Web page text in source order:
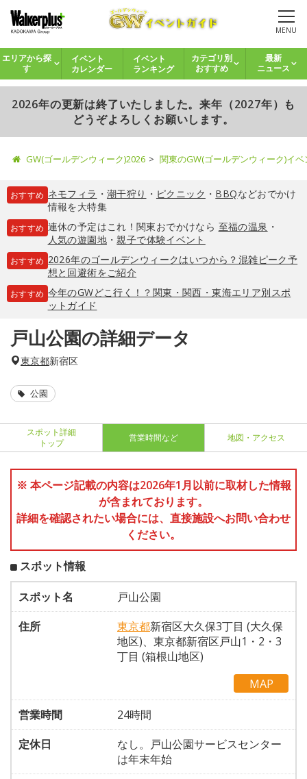
MENU
エリアから探
す
イベント
カレンダー
イベント
ランキング
カテゴリ別
おすすめ
最新
ニュース
2026年の更新は終了いたしました。来年（2027年）も
どうぞよろしくお願いします。
GW(ゴールデンウィーク)2026 関東のGW(ゴールデンウィーク)イ
おすすめ ネモフィラ ・ 潮干狩り ・ ピクニック ・ BBQなどおでかけ
情報を大特集
おすすめ 連休の予定はこれ！関東おでかけなら 至福の温泉 ・
人気の遊園地・親子で体験イベント
おすすめ 2026年のゴールデンウィークはいつから？混雑ピーク予
想と回避術をご紹介
おすすめ 今年のGWどこ行く！？関東・関西・東海エリア別スポ
ットガイド
戸山公園の詳細データ
東京都新宿区
公園
スポット詳細
トップ
営業時間など 地図・アクセス
※ 本ページ記載の内容は2026年1月以前に取材した情報
が含まれております。
詳細を確認されたい場合には、直接施設へお問い合わせ
ください。
スポット情報
スポット名
戸山公園
住所
東京都新宿区大久保3丁目 (大久保
地区)、東京都新宿区戸山1・2・3
丁目 (箱根山地区)
MAP
営業時間
24時間
定休日
なし。戸山公園サービスセンター
は年末年始